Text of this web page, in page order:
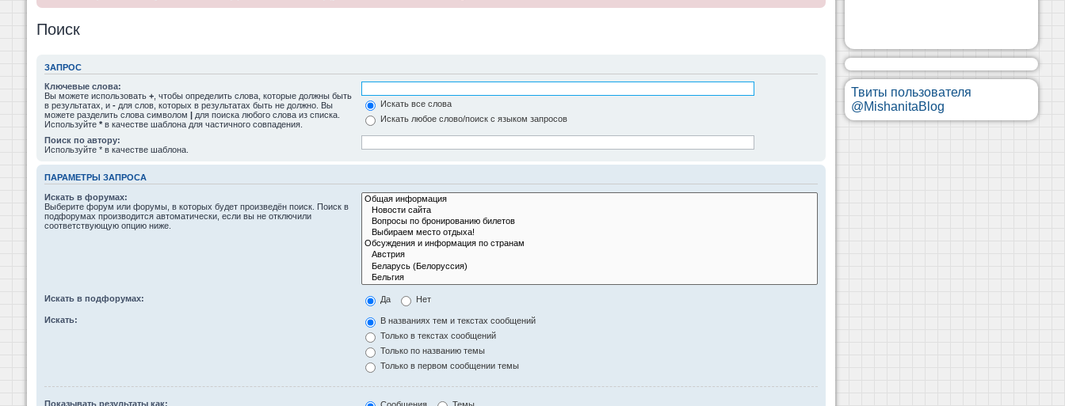
Поиск
ЗАПРОС
Ключевые слова:
Вы можете использовать + , чтобы определить слова, которые должны быть
в результатах, и - для слов, которых в результатах быть не должно. Вы
можете разделить слова символом | для поиска любого слова из списка.
Используйте * в качестве шаблона для частичного совпадения.
Искать все слова
Искать любое слово/поиск с языком запросов
Поиск по автору:
Используйте * в качестве шаблона.
ПАРАМЕТРЫ ЗАПРОСА
Искать в форумах:
Выберите форум или форумы, в которых будет произведён поиск. Поиск в
подфорумах производится автоматически, если вы не отключили
соответствующую опцию ниже.
Искать в подфорумах: Да Нет
Искать:
В названиях тем и текстах сообщений
Только в текстах сообщений
Только по названию темы
Только в первом сообщении темы
Показывать результаты как:
Твиты пользователя
@MishanitaBlog